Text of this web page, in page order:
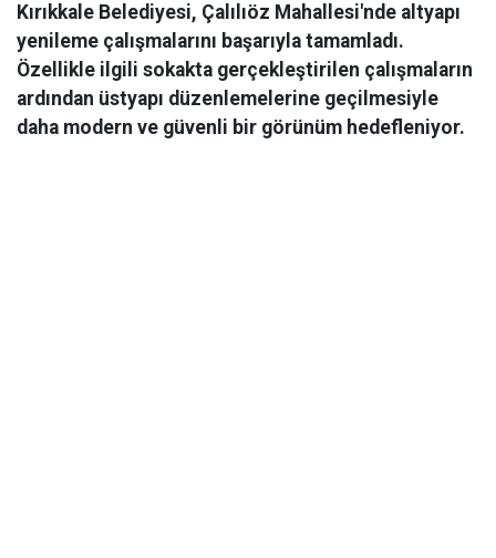
Kırıkkale Belediyesi, Çalılıöz Mahallesi'nde altyapı
yenileme çalışmalarını başarıyla tamamladı.
Özellikle ilgili sokakta gerçekleştirilen çalışmaların
ardından üstyapı düzenlemelerine geçilmesiyle
daha modern ve güvenli bir görünüm hedefleniyor.